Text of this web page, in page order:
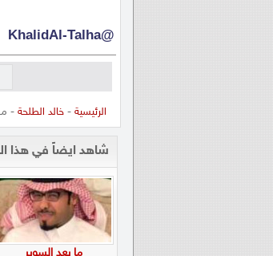
@KhalidAl-Talha
الرئيسية -خالد الطلحة -
شاهد ايضاً في هذا
ما بعد السوبر